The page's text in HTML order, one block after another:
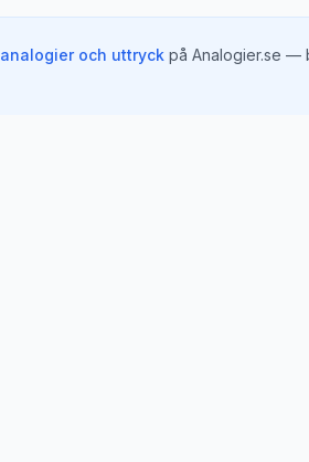
analogier och uttryck på Analogier.se —